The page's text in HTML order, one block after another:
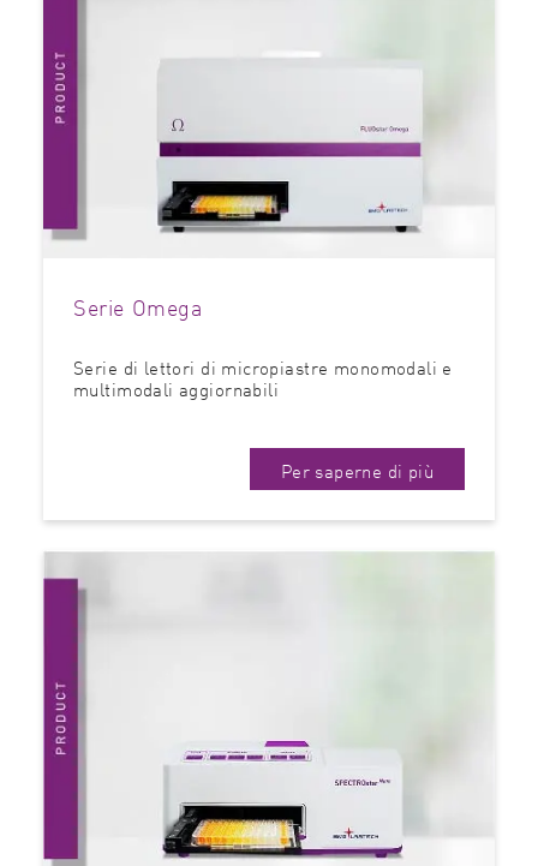
Serie Omega
Serie di lettori di micropiastre monomodali e
multimodali aggiornabili
Per saperne di più